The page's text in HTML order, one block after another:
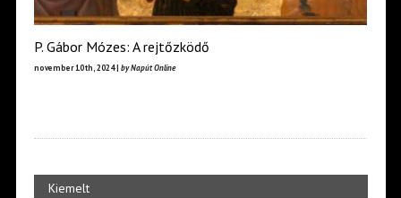
P. Gábor Mózes: A rejtőzködő
november 10th, 2024 | by Napút Online
Kiemelt